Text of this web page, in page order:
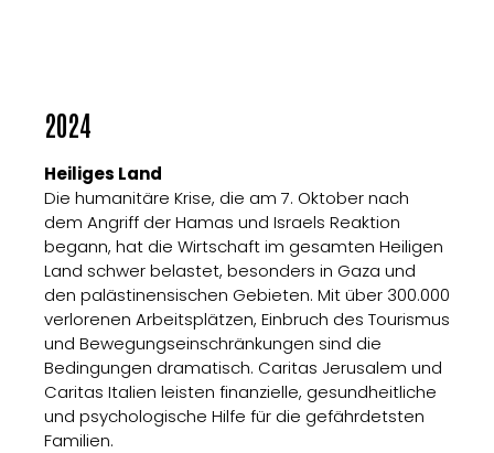
2024
Heiliges Land
Die humanitäre Krise, die am 7. Oktober nach
dem Angriff der Hamas und Israels Reaktion
begann, hat die Wirtschaft im gesamten Heiligen
Land schwer belastet, besonders in Gaza und
den palästinensischen Gebieten. Mit über 300.000
verlorenen Arbeitsplätzen, Einbruch des Tourismus
und Bewegungseinschränkungen sind die
Bedingungen dramatisch. Caritas Jerusalem und
Caritas Italien leisten finanzielle, gesundheitliche
und psychologische Hilfe für die gefährdetsten
Familien.